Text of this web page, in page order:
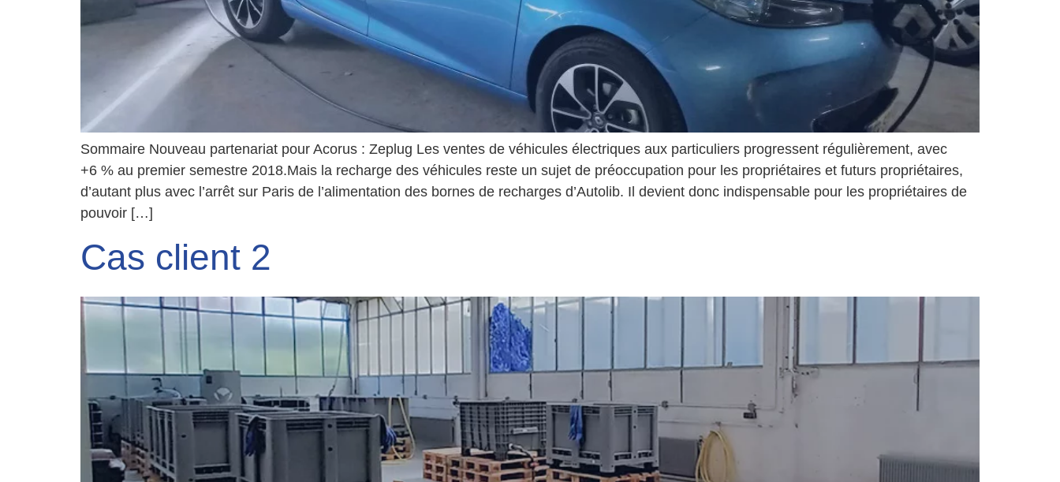
Sommaire Nouveau partenariat pour Acorus : Zeplug Les ventes de véhicules électriques aux particuliers progressent régulièrement, avec
+6 % au premier semestre 2018.Mais la recharge des véhicules reste un sujet de préoccupation pour les propriétaires et futurs propriétaires,
d’autant plus avec l’arrêt sur Paris de l’alimentation des bornes de recharges d’Autolib. Il devient donc indispensable pour les propriétaires de
pouvoir […]
Cas client 2